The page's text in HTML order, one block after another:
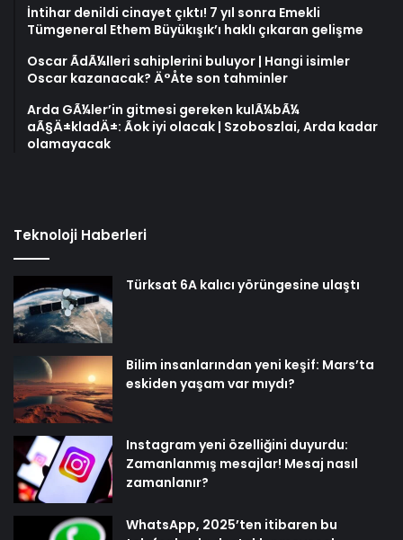
İntihar denildi cinayet çıktı! 7 yıl sonra Emekli
Tümgeneral Ethem Büyükışık’ı haklı çıkaran gelişme
Oscar ÃdÃ¼lleri sahiplerini buluyor | Hangi isimler
Oscar kazanacak? Ä°Åte son tahminler
Arda GÃ¼ler’in gitmesi gereken kulÃ¼bÃ¼
aÃ§Ä±kladÄ±: Ãok iyi olacak | Szoboszlai, Arda kadar
olamayacak
Teknoloji Haberleri
Türksat 6A kalıcı yörüngesine ulaştı
Bilim insanlarından yeni keşif: Mars’ta
eskiden yaşam var mıydı?
Instagram yeni özelliğini duyurdu:
Zamanlanmış mesajlar! Mesaj nasıl
zamanlanır?
WhatsApp, 2025’ten itibaren bu